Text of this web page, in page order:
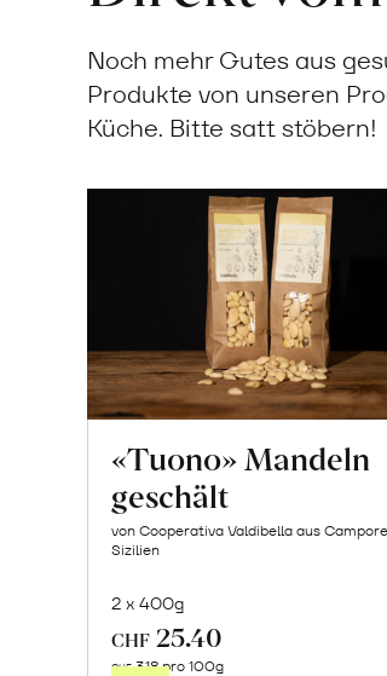
Noch mehr Gutes aus
Produkte von unseren
Küche. Bitte satt stöbern!
«Tuono» Mandeln
geschält
von Cooperativa Valdibella aus
Sizilien
2 x 400g
CHF 25.40
CHF3.18 pro 100g